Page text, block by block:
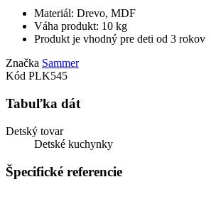
Materiál: Drevo, MDF
Váha produkt: 10 kg
Produkt je vhodný pre deti od 3 rokov
Značka Sammer
Kód PLK545
Tabuľka dát
Detský tovar
Detské kuchynky
Špecifické referencie